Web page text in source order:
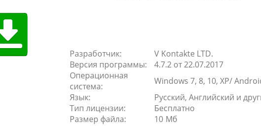
Разработчик:
V Kontakte LTD.
Версия программы:
4.7.2 от 22.07.2017
Операционная
система:
Windows 7, 8, 10, XP/
Язык:
Русский, Английский и
Тип лицензии:
Бесплатно
Размер файла:
10 Мб